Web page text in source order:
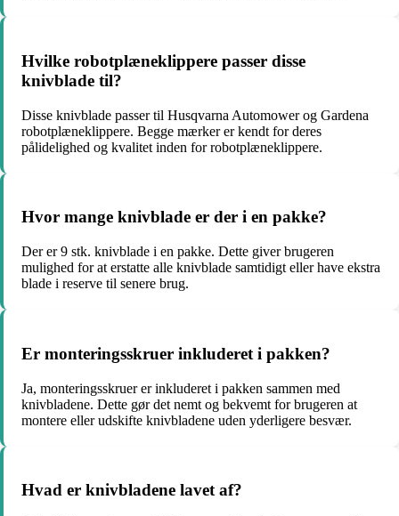
Hvilke robotplæneklippere passer disse
knivblade til?
Disse knivblade passer til Husqvarna Automower og Gardena
robotplæneklippere. Begge mærker er kendt for deres
pålidelighed og kvalitet inden for robotplæneklippere.
Hvor mange knivblade er der i en pakke?
Der er 9 stk. knivblade i en pakke. Dette giver brugeren
mulighed for at erstatte alle knivblade samtidigt eller have ekstra
blade i reserve til senere brug.
Er monteringsskruer inkluderet i pakken?
Ja, monteringsskruer er inkluderet i pakken sammen med
knivbladene. Dette gør det nemt og bekvemt for brugeren at
montere eller udskifte knivbladene uden yderligere besvær.
Hvad er knivbladene lavet af?